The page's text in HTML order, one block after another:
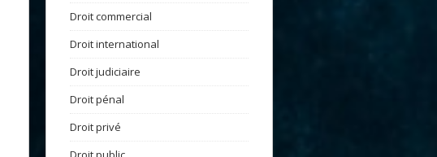
Droit commercial
Droit international
Droit judiciaire
Droit pénal
Droit privé